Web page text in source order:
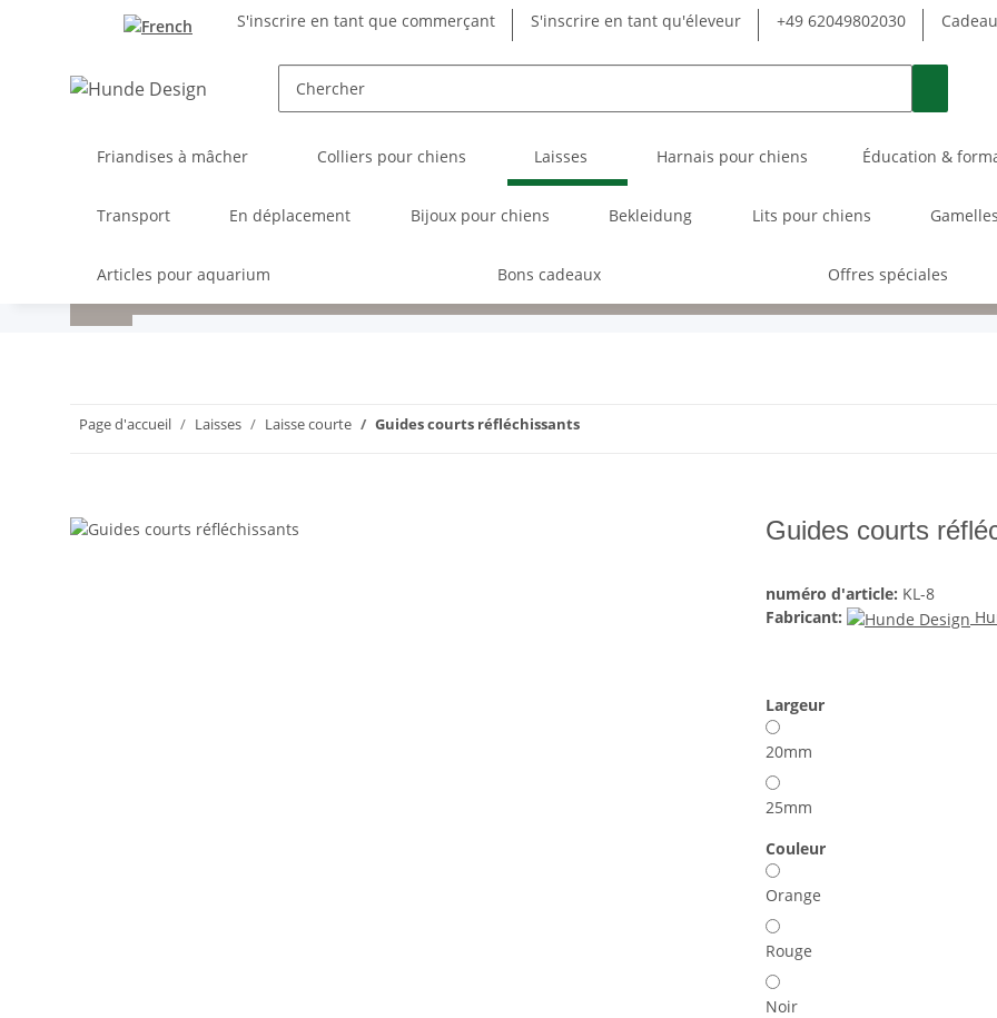
S'inscrire en tant que commerçant S'inscrire en tant qu'éleveur +49 62049802030
Friandises à mâcher Colliers pour chiens Laisses Harnais pour chiens Éducation &
Transport En déplacement Bijoux pour chiens Bekleidung Lits pour chiens
Articles pour aquarium Bons cadeaux Offres spéciales
Page d'accueil Laisses Laisse courte Guides courts réfléchissants
Guides courts
numéro d'article: KL-8
Fabricant:
Largeur
20mm
25mm
Couleur
Orange
Rouge
Noir